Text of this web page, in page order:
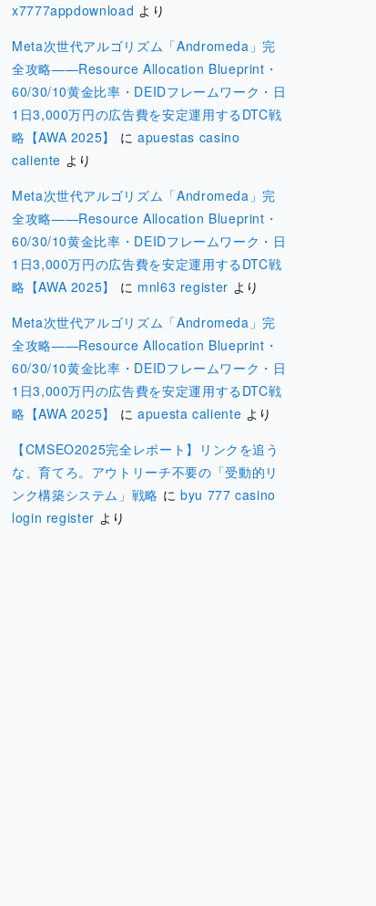
x7777appdownload より
Meta次世代アルゴリズム「Andromeda」完
全攻略——Resource Allocation Blueprint・
60/30/10黄金比率・DEIDフレームワーク・日
1日3,000万円の広告費を安定運用するDTC戦
略【AWA 2025】
に apuestas casino
caliente より
Meta次世代アルゴリズム「Andromeda」完
全攻略——Resource Allocation Blueprint・
60/30/10黄金比率・DEIDフレームワーク・日
1日3,000万円の広告費を安定運用するDTC戦
略【AWA 2025】
に mnl63 register より
Meta次世代アルゴリズム「Andromeda」完
全攻略——Resource Allocation Blueprint・
60/30/10黄金比率・DEIDフレームワーク・日
1日3,000万円の広告費を安定運用するDTC戦
略【AWA 2025】
に apuesta caliente より
【CMSEO2025完全レポート】リンクを追う
な、育てろ。アウトリーチ不要の「受動的リ
ンク構築システム」戦略 に byu 777 casino
login register より